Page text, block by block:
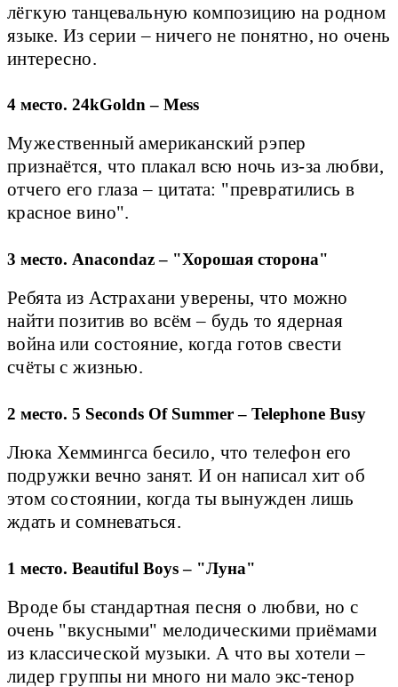
лёгкую танцевальную композицию на родном
языке. Из серии – ничего не понятно, но очень
интересно.
4 место. 24kGoldn – Mess
Мужественный американский рэпер
признаётся, что плакал всю ночь из-за любви,
отчего его глаза – цитата: "превратились в
красное вино".
3 место. Anacondaz – "Хорошая сторона"
Ребята из Астрахани уверены, что можно
найти позитив во всём – будь то ядерная
война или состояние, когда готов свести
счёты с жизнью.
2 место. 5 Seconds Of Summer – Telephone Busy
Люка Хеммингса бесило, что телефон его
подружки вечно занят. И он написал хит об
этом состоянии, когда ты вынужден лишь
ждать и сомневаться.
1 место. Beautiful Boys – "Луна"
Вроде бы стандартная песня о любви, но с
очень "вкусными" мелодическими приёмами
из классической музыки. А что вы хотели –
лидер группы ни много ни мало экс-тенор